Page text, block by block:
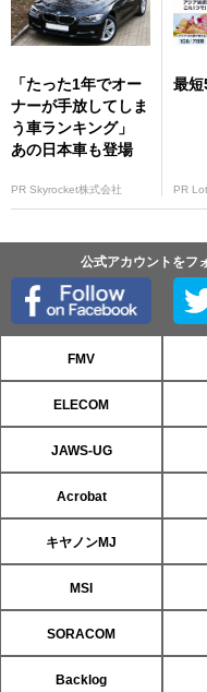
「たった1年でオー
ナーが手放してしま
う車ランキング」
あの日本車も登場
PR Skyrocket株式会社
最
PR
公式アカウントをフ
FMV
ELECOM
JAWS-UG
Acrobat
キヤノンMJ
MSI
SORACOM
Backlog